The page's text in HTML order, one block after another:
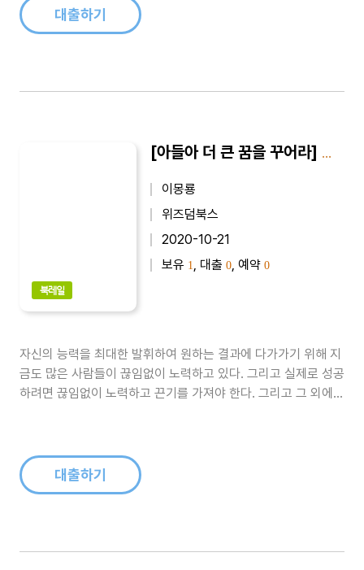
대출하기
북레일
[아들아 더 큰 꿈을 꾸어라] 아들아 더 큰 꿈을 꾸어라 5
이몽룡
위즈덤북스
2020-10-21
보유 1 , 대출 0 , 예약 0
자신의 능력을 최대한 발휘하여 원하는 결과에 다가가기 위해 지
금도 많은 사람들이 끊임없이 노력하고 있다. 그리고 실제로 성공
하려면 끊임없이 노력하고 끈기를 가져야 한다. 그리고 그 외에도
대출하기